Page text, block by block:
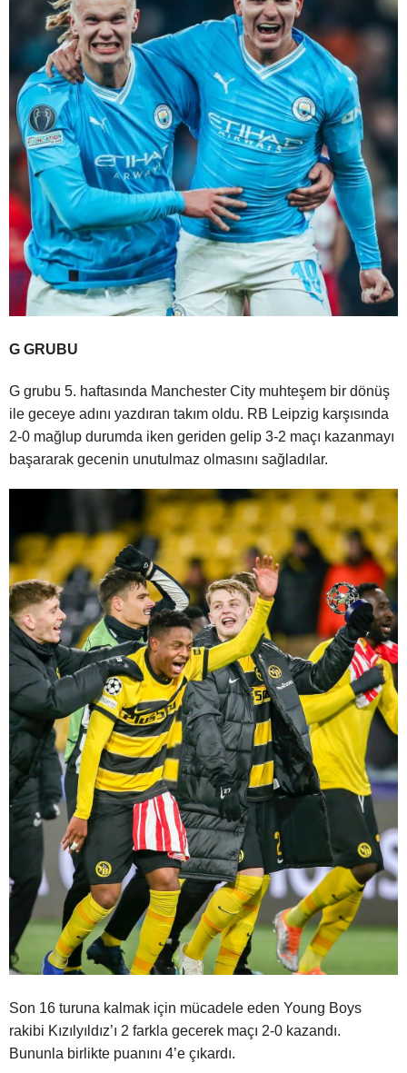
G GRUBU
G grubu 5. haftasında Manchester City muhteşem bir dönüş
ile geceye adını yazdıran takım oldu. RB Leipzig karşısında
2-0 mağlup durumda iken geriden gelip 3-2 maçı kazanmayı
başararak gecenin unutulmaz olmasını sağladılar.
Son 16 turuna kalmak için mücadele eden Young Boys
rakibi Kızılyıldız’ı 2 farkla gecerek maçı 2-0 kazandı.
Bununla birlikte puanını 4’e çıkardı.